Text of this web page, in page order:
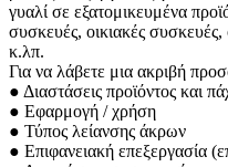
γυαλί σε εξατομικευμένα
συσκευές, οικιακές
κ.λπ.
Για να λάβετε μια ακριβή
● Διαστάσεις προϊόντος και
● Εφαρμογή / χρήση
● Τύπος λείανσης άκρων
● Επιφανειακή επεξεργασία